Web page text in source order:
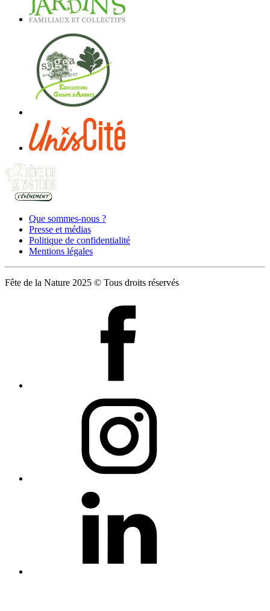
Que sommes-nous ?
Presse et médias
Politique de confidentialité
Mentions légales
Fête de la Nature 2025 © Tous droits réservés